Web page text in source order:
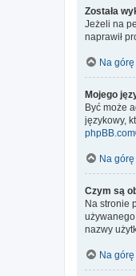
Została
Jeżeli na
naprawił
Na górę
Mojego
Być może
językowy,
phpBB.com
Na górę
Czym są
Na stronie
nazwy
Na górę